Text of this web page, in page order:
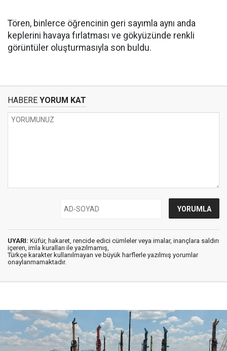
Tören, binlerce öğrencinin geri sayımla aynı anda
keplerini havaya fırlatması ve gökyüzünde renkli
görüntüler oluşturmasıyla son buldu.
HABERE YORUM KAT
UYARI: Küfür, hakaret, rencide edici cümleler veya imalar, inançlara saldırı
içeren, imla kuralları ile yazılmamış,
Türkçe karakter kullanılmayan ve büyük harflerle yazılmış yorumlar
onaylanmamaktadır.